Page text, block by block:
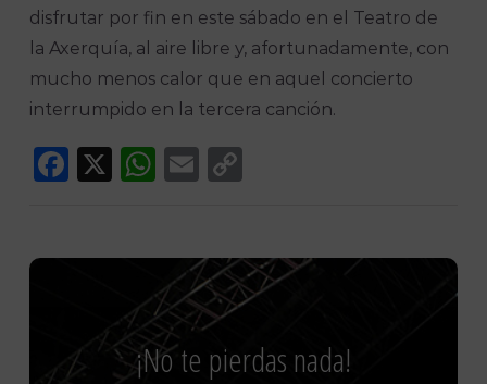
disfrutar por fin en este sábado en el Teatro de
la Axerquía, al aire libre y, afortunadamente, con
mucho menos calor que en aquel concierto
interrumpido en la tercera canción.
Facebook
X WhatsApp
Email
¡No te pierdas nada!